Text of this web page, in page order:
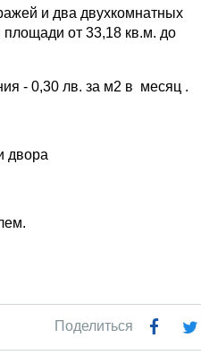
и два двухкомнатных
площади от 33,18 кв.м. до
- 0,30 лв. за м2 в месяц .
двора
Поделиться